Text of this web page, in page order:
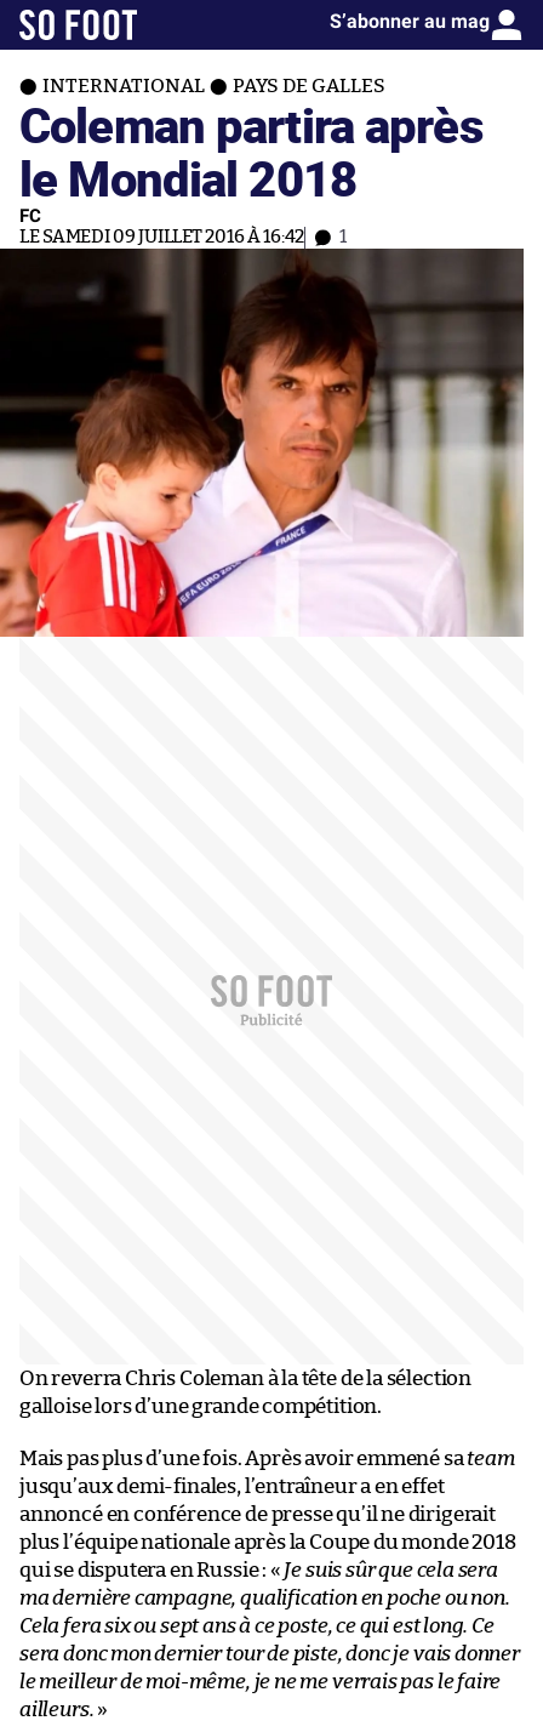
S’abonner au mag
INTERNATIONAL PAYS DE GALLES
Coleman partira après
le Mondial 2018
FC
LE SAMEDI 09 JUILLET 2016 À 16:42 1
On reverra Chris Coleman à la tête de la sélection
galloise lors d’une grande compétition.
Mais pas plus d’une fois. Après avoir emmené sateam
jusqu’aux demi-finales, l’entraîneur a en effet
annoncé en conférence de presse qu’il ne dirigerait
plus l’équipe nationale après la Coupe du monde 2018
qui se disputera en Russie : « Je suis sûr que cela sera
ma dernière campagne, qualification en poche ou non.
Cela fera six ou sept ans à ce poste, ce qui est long. Ce
sera donc mon dernier tour de piste, donc je vais donner
le meilleur de moi-même, je ne me verrais pas le faire
ailleurs. »